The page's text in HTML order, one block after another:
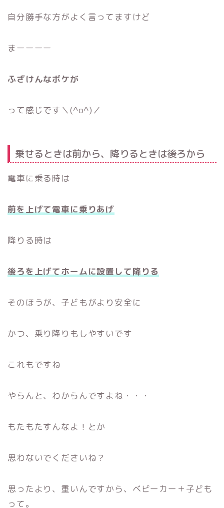
自分勝手な方がよく言ってますけど
まーーーー
ふざけんなボケが
って感じです＼(^o^)／
乗せるときは前から、降りるときは後ろから
電車に乗る時は
前を上げて電車に乗りあげ
降りる時は
後ろを上げてホームに設置して降りる
そのほうが、子どもがより安全に
かつ、乗り降りもしやすいです
これもですね
やらんと、わからんですよね・・・
もたもたすんなよ！とか
思わないでくださいね？
思ったより、重いんですから、ベビーカー＋子ども
って。